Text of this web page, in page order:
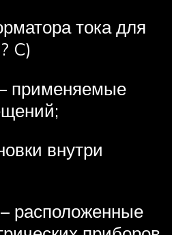
тока для
C)
применяемые
внутри
расположенные